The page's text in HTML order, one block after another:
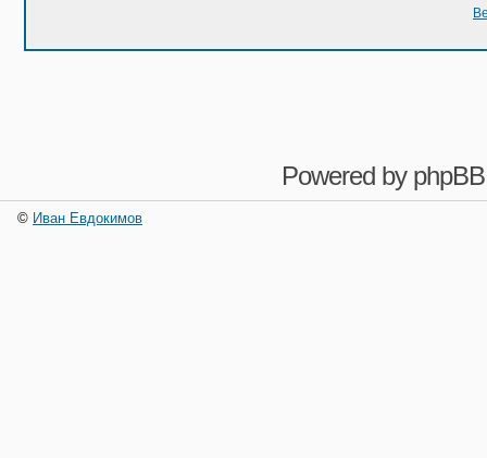
Powered by phpBB
© Иван Евдокимов